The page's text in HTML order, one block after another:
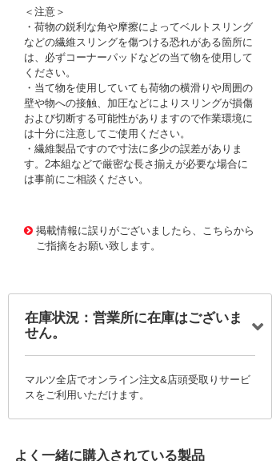
＜注意＞
・荷物の鋭利な角や摩擦によってベルトスリング
などの繊維スリングを傷つける恐れがある箇所に
は、必ずコーナーパッドなどの当て物を使用して
ください。
・当て物を使用していても荷物の横滑りや周囲の
壁や物への接触、加圧などによりスリングが損傷
および切断する可能性がありますので作業環境に
は十分に注意してご使用ください。
・繊維製品ですので寸法に多少の誤差がありま
す。2本組などで厳密な長さ揃えが必要な場合に
は事前にご相談ください。
掲載情報に誤りがございましたら、こちらから
ご指摘をお願い致します。
在庫状況：営業所に在庫はございま
せん。
マルツ全店でオンライン注文&店頭受取りサービ
スをご利用いただけます。
よく一緒に購入されている製品